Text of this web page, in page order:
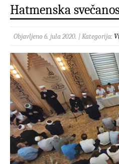
Hatmenska
Objavljeno 6. jula 2020. | Kategorija: